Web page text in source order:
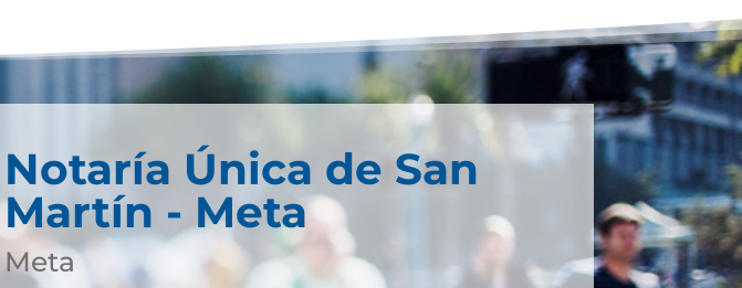
Notaría Única de San
Martín - Meta
Meta